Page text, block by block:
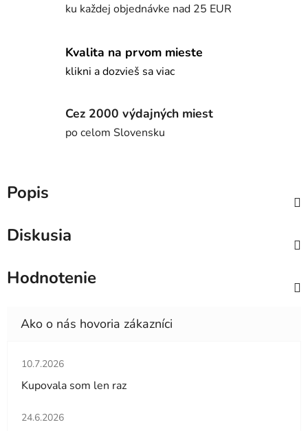
ku každej objednávke nad 25 EUR
Kvalita na prvom mieste
klikni a dozvieš sa viac
Cez 2000 výdajných miest
po celom Slovensku
Popis
Diskusia
Hodnotenie
Hodnotenie obchodu je 5 z 5 hviezdičiek.
10.7.2026
Kupovala som len raz
Hodnotenie obchodu je 5 z 5 hviezdičiek.
24.6.2026